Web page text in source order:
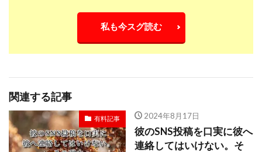
私も今スグ読む
関連する記事
有料記事 2024年8月17日
彼のSNS投稿を口実に彼へ
連絡してはいけない。そ